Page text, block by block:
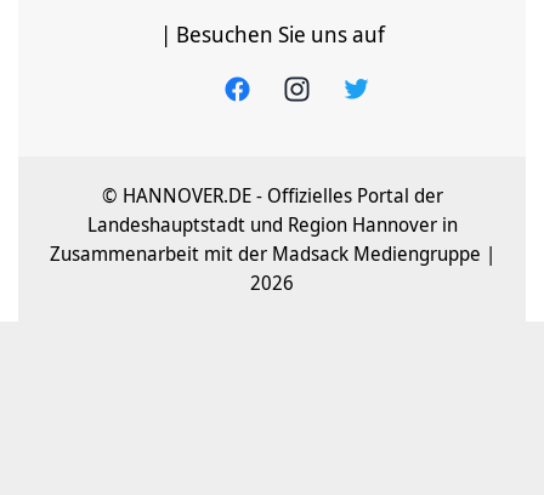
| Besuchen Sie uns auf
© HANNOVER.DE - Offizielles Portal der
Landeshauptstadt und Region Hannover in
Zusammenarbeit mit der Madsack Mediengruppe |
2026